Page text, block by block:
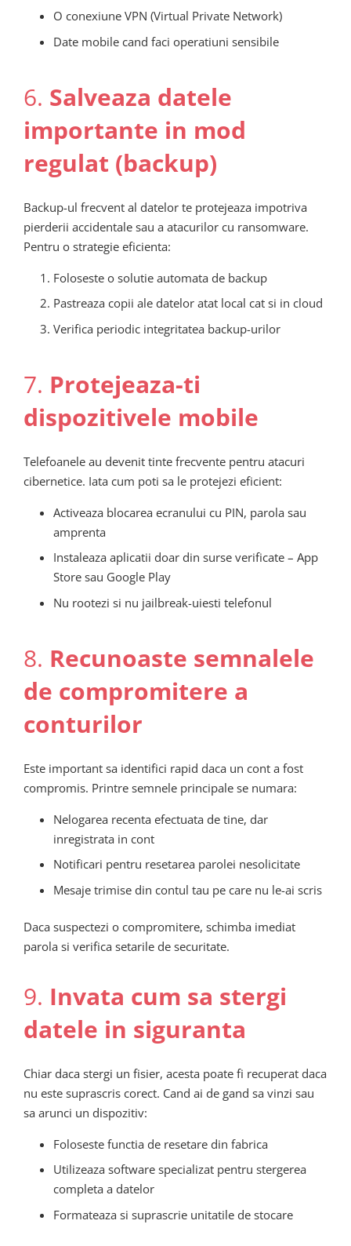
O conexiune VPN (Virtual Private Network)
Date mobile cand faci operatiuni sensibile
6. Salveaza datele
importante in mod
regulat (backup)
Backup-ul frecvent al datelor te protejeaza impotriva
pierderii accidentale sau a atacurilor cu ransomware.
Pentru o strategie eficienta:
Foloseste o solutie automata de backup
Pastreaza copii ale datelor atat local cat si in cloud
Verifica periodic integritatea backup-urilor
7. Protejeaza-ti
dispozitivele mobile
Telefoanele au devenit tinte frecvente pentru atacuri
cibernetice. Iata cum poti sa le protejezi eficient:
Activeaza blocarea ecranului cu PIN, parola sau
amprenta
Instaleaza aplicatii doar din surse verificate – App
Store sau Google Play
Nu rootezi si nu jailbreak-uiesti telefonul
8. Recunoaste semnalele
de compromitere a
conturilor
Este important sa identifici rapid daca un cont a fost
compromis. Printre semnele principale se numara:
Nelogarea recenta efectuata de tine, dar
inregistrata in cont
Notificari pentru resetarea parolei nesolicitate
Mesaje trimise din contul tau pe care nu le-ai scris
Daca suspectezi o compromitere, schimba imediat
parola si verifica setarile de securitate.
9. Invata cum sa stergi
datele in siguranta
Chiar daca stergi un fisier, acesta poate fi recuperat daca
nu este suprascris corect. Cand ai de gand sa vinzi sau
sa arunci un dispozitiv:
Foloseste functia de resetare din fabrica
Utilizeaza software specializat pentru stergerea
completa a datelor
Formateaza si suprascrie unitatile de stocare